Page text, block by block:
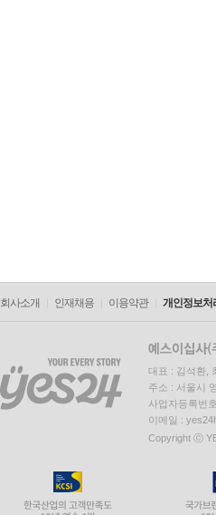
회사소개 인재채용 이용약관 개인정보처
대표 : 김석환,
주소 : 서울시
사업자등록번
이메일 :
Copyright ⓒ